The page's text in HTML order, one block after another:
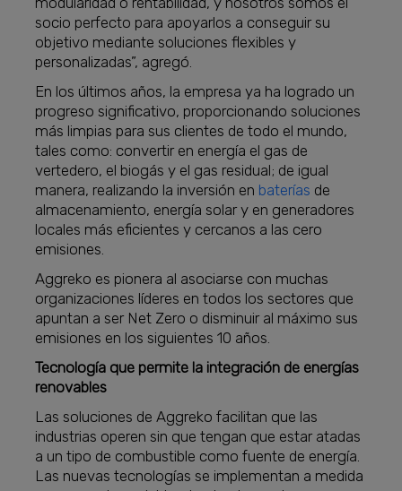
socio perfecto para apoyarlos a conseguir su
objetivo mediante soluciones flexibles y
personalizadas”, agregó.
En los últimos años, la empresa ya ha logrado un
progreso significativo, proporcionando soluciones
más limpias para sus clientes de todo el mundo,
tales como: convertir en energía el gas de
vertedero, el biogás y el gas residual; de igual
manera, realizando la inversión en baterías de
almacenamiento, energía solar y en generadores
locales más eficientes y cercanos a las cero
emisiones.
Aggreko es pionera al asociarse con muchas
organizaciones líderes en todos los sectores que
apuntan a ser Net Zero o disminuir al máximo sus
emisiones en los siguientes 10 años.
Tecnología que permite la integración de energías
renovables
Las soluciones de Aggreko facilitan que las
industrias operen sin que tengan que estar atadas
a un tipo de combustible como fuente de energía.
Las nuevas tecnologías se implementan a medida